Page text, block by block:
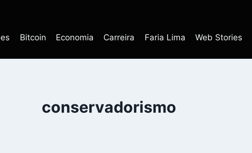
Bitcoin Economia Carreira Faria Lima Web Stories
conservadorismo